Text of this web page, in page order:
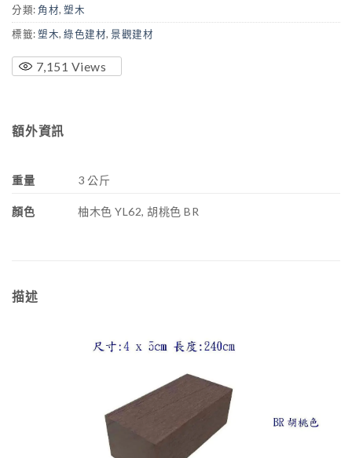
分類: 角材, 塑木
標籤: 塑木, 綠色建材, 景觀建材
7,151 Views
額外資訊
重量 3 公斤
顏色 柚木色 YL62, 胡桃色 BR
描述